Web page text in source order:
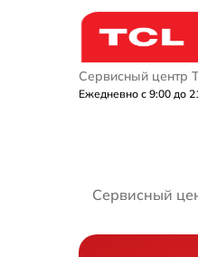
Сервисный центр
Ежедневно с 9:00 до
Сервисный